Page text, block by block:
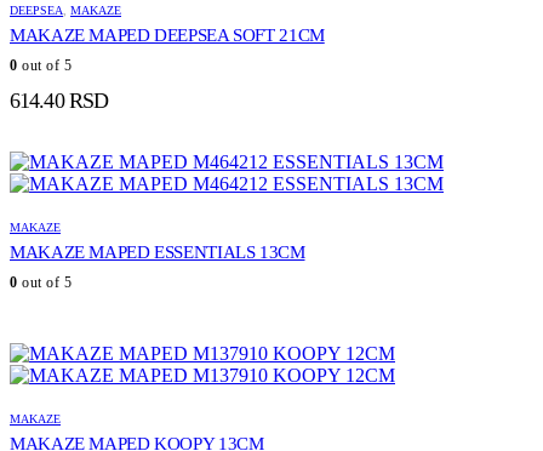
DEEPSEA MAKAZE
MAKAZE MAPED DEEPSEA SOFT 21CM
0 out of 5
614.40RSD
MAKAZE
MAKAZE MAPED ESSENTIALS 13CM
0 out of 5
MAKAZE
MAKAZE MAPED KOOPY 13CM